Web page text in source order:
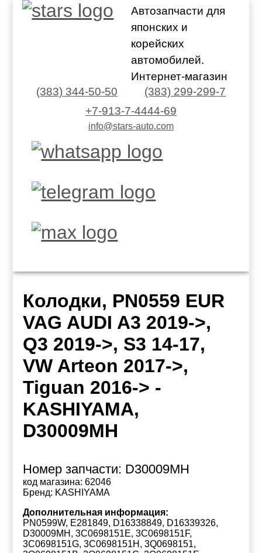
Автозапчасти для
японских и
корейских
автомобилей.
Интернет-магазин
(383) 344-50-50
(383) 299-299-7
+7-913-7-4444-69
info@stars-auto.com
Колодки, PN0559 EUR
VAG AUDI A3 2019->,
Q3 2019->, S3 14-17,
VW Arteon 2017->,
Tiguan 2016-> -
KASHIYAMA,
D30009MH
Номер запчасти: D30009MH
код магазина: 62046
Бренд: KASHIYAMA
Дополнительная информация:
PN0599W, E281849, D16338849, D16339326,
D30009MH, 3C0698151E, 3C0698151F,
3C0698151G, 3C0698151H, 3Q0698151,